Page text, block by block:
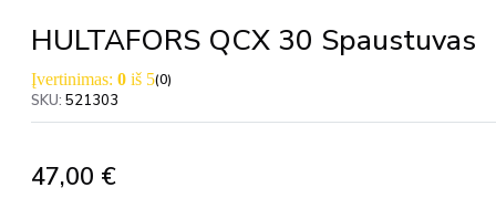
HULTAFORS QCX 30 Spaustuvas
Įvertinimas: 0 iš 5(0)
SKU: 521303
47,00 €